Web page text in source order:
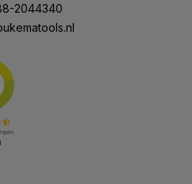
2044340